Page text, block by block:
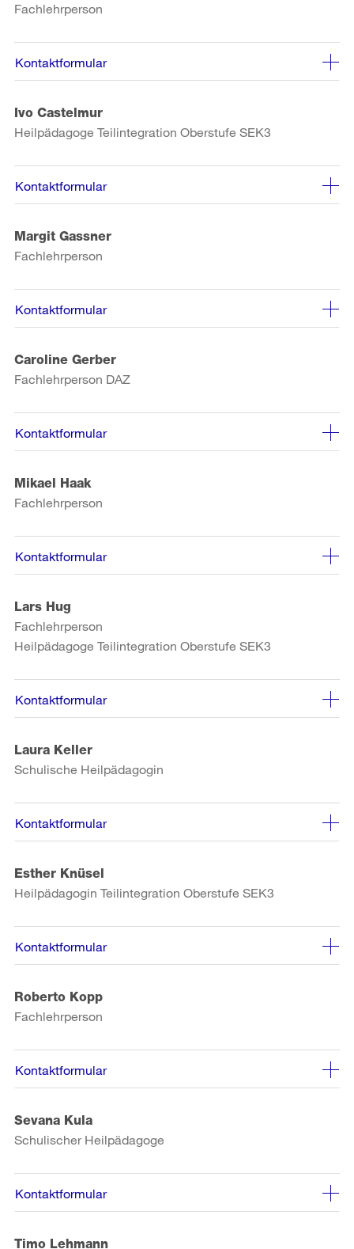
Fachlehrperson
Kontaktformular
Ivo Castelmur
Heilpädagoge Teilintegration Oberstufe SEK3
Kontaktformular
Margit Gassner
Fachlehrperson
Kontaktformular
Caroline Gerber
Fachlehrperson DAZ
Kontaktformular
Mikael Haak
Fachlehrperson
Kontaktformular
Lars Hug
Fachlehrperson
Heilpädagoge Teilintegration Oberstufe SEK3
Kontaktformular
Laura Keller
Schulische Heilpädagogin
Kontaktformular
Esther Knüsel
Heilpädagogin Teilintegration Oberstufe SEK3
Kontaktformular
Roberto Kopp
Fachlehrperson
Kontaktformular
Sevana Kula
Schulischer Heilpädagoge
Kontaktformular
Timo Lehmann